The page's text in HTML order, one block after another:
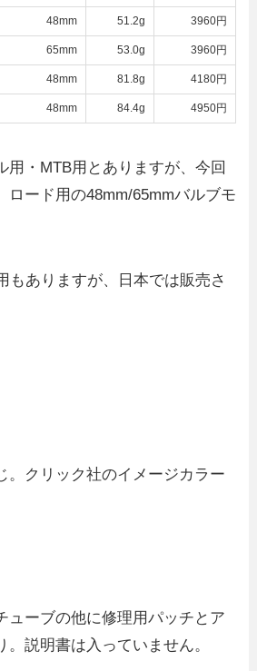
48mm 51.2g 3960円
65mm 53.0g 3960円
48mm 81.8g 4180円
48mm 84.4g 4950円
用・MTB用とありますが、今回
ロード用の48mm/65mmバルブモ
もありますが、日本では販売さ
。クリック社のイメージカラー
ューブの他に修理用パッチとア
。説明書は入っていません。